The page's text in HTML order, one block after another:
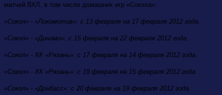
матчей ВХЛ, в том числе домашних игр «Сокола»:
«Сокол» - «Локомотив»: с 13 февраля на 17 февраля 2012 года.
«Сокол» - «Динамо»: с 15 февраля на 22 февраля 2012 года.
«Сокол» - ХК «Рязань»: с 17 февраля на 14 февраля 2012 года.
«Сокол» - ХК «Рязань»: с 18 февраля на 15 февраля 2012 года.
«Сокол» - «Донбасс»: с 20 февраля на 19 февраля 2012 года.